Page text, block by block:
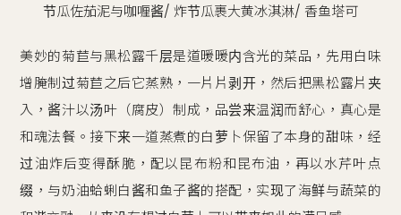
节瓜佐茄泥与咖喱酱‍/ 炸节瓜裹大黄冰淇淋‍/ 香鱼塔可
美妙的菊苣与黑松露千层是道暖暖内含光的菜品，先用白味
增腌制过菊苣之后它蒸熟，一片片剥开，然后把黑松露片夹
入，酱汁以汤叶（腐皮）制成，品尝来温润而舒心，真心是
和魂法餐。接下来一道蒸煮的白萝卜保留了本身的甜味，经
过油炸后变得酥脆，配以昆布粉和昆布油，再以水芹叶点
缀，与奶油蛤蜊白酱和鱼子酱的搭配，实现了海鲜与蔬菜的